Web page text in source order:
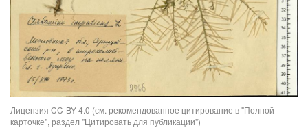
Лицензия CC-BY 4.0 (см. рекомендованное цитирование в "Полной
карточке", раздел "Цитировать для публикации")